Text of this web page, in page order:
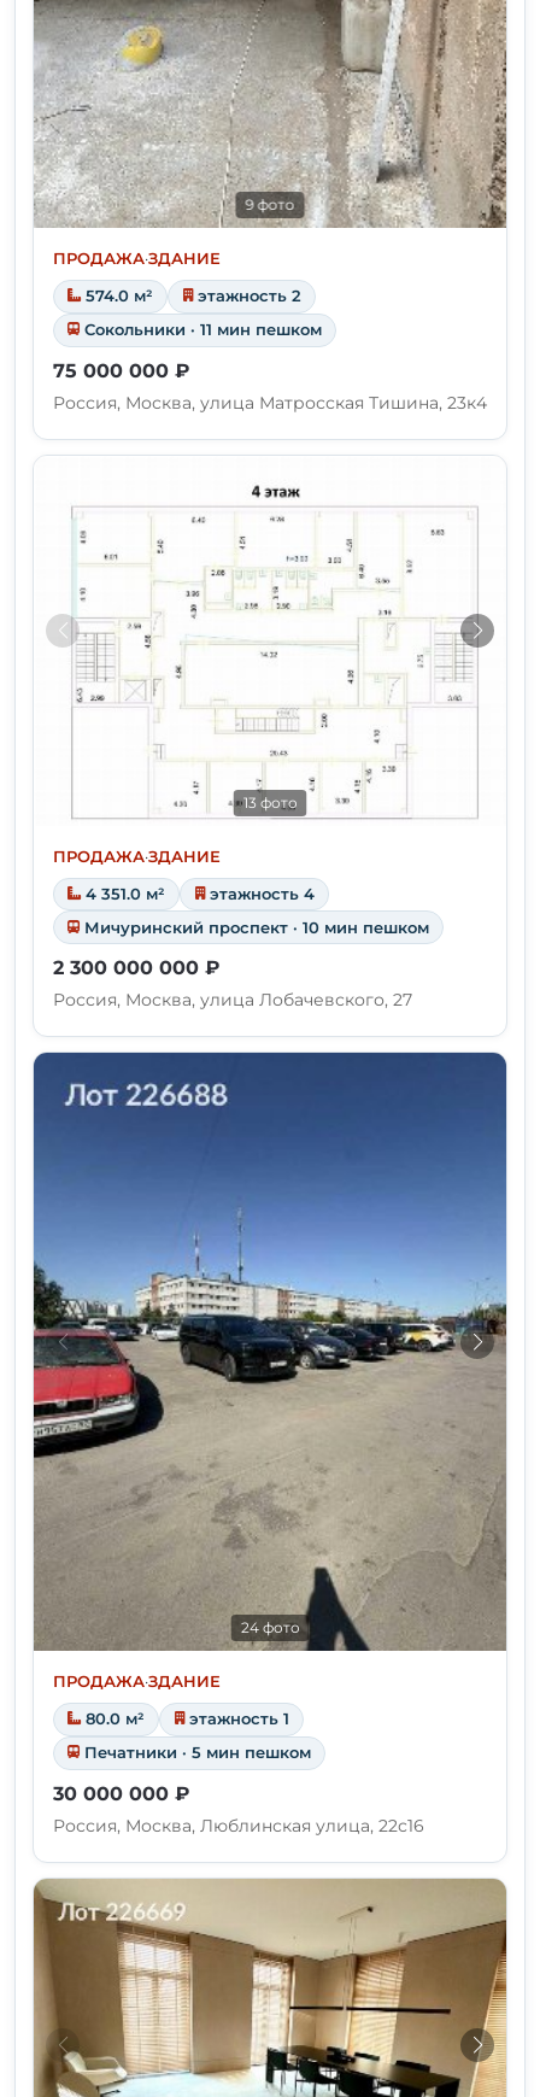
9 фото
ПРОДАЖА·ЗДАНИЕ
574.0 м²
этажность 2
Сокольники · 11 мин пешком
75 000 000 ₽
Россия, Москва, улица Матросская Тишина, 23к4
13 фото
ПРОДАЖА·ЗДАНИЕ
4 351.0 м²
этажность 4
Мичуринский проспект · 10 мин пешком
2 300 000 000 ₽
Россия, Москва, улица Лобачевского, 27
24 фото
ПРОДАЖА·ЗДАНИЕ
80.0 м²
этажность 1
Печатники · 5 мин пешком
30 000 000 ₽
Россия, Москва, Люблинская улица, 22с16